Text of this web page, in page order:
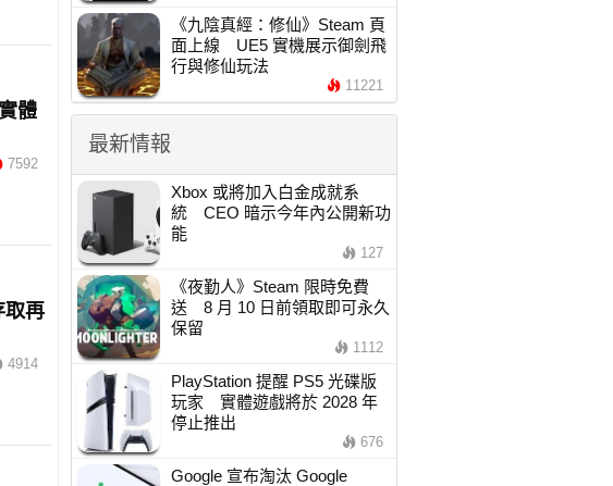
體
7592
再
4914
《九陰真經：修仙》Steam 頁
面上線 UE5 實機展示御劍飛
行與修仙玩法
11221
最新情報
Xbox 或將加入白金成就系
統 CEO 暗示今年內公開新功
能
127
《夜勤人》Steam 限時免費
送 8 月 10 日前領取即可永久
保留
1112
PlayStation 提醒 PS5 光碟版
玩家 實體遊戲將於 2028 年
停止推出
676
Google 宣布淘汰 Google